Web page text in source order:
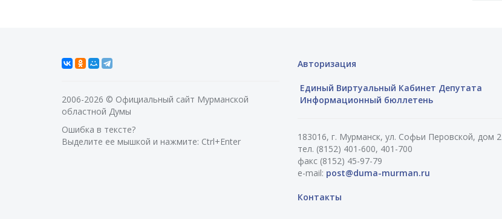
2006-2026 © Официальный сайт Мурманской
областной Думы
Ошибка в тексте?
Выделите ее мышкой и нажмите: Ctrl+Enter
Авторизация
Единый Виртуальный Кабинет Депутата
Информационный бюллетень
183016, г. Мурманск, ул. Софьи Перовской, дом 2
тел. (8152) 401-600, 401-700
факс (8152) 45-97-79
e-mail: post@duma-murman.ru
Контакты